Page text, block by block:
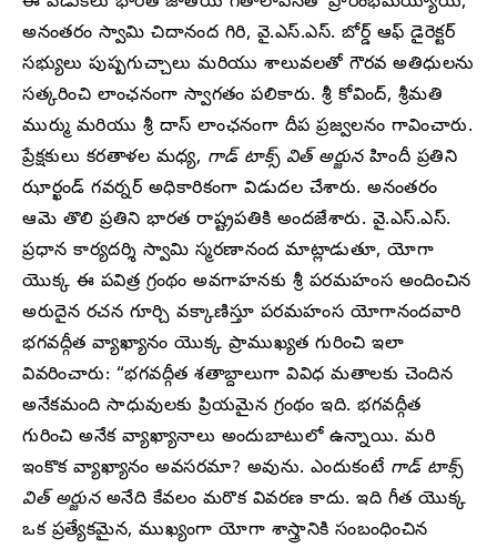
అనంతరం స్వామి చిదానంద గిరి, వై.ఎస్.ఎస్. బోర్డ్‌ ఆఫ్‌ డైరెక్టర్
సభ్యులు పుష్పగుచ్చాలు మరియు శాలువలతో గౌరవ అతిధులను
సత్కరించి లాంఛనంగా స్వాగతం పలికారు. శ్రీ కోవింద్, శ్రీమతి
ముర్ము మరియు శ్రీ దాస్ లాంఛనంగా దీప ప్రజ్వలనం గావించారు.
ప్రేక్షకులు కరతాళల మధ్య, గాడ్ టాక్స్ విత్ అర్జునహిందీ ప్రతిని
ఝార్ఖండ్ గవర్నర్ అధికారికంగా విడుదల చేశారు. అనంతరం
ఆమె తొలి ప్రతిని భారత రాష్ట్రపతికి అందజేశారు. వై.ఎస్.ఎస్.
ప్రధాన కార్యదర్శి స్వామి స్మరణానంద మాట్లాడుతూ, యోగా
యొక్క ఈ పవిత్ర గ్రంథం అవగాహనకు శ్రీ పరమహంస అందించిన
అరుదైన రచన గూర్చి వక్కాణిస్తూ పరమహంస యోగానందవారి
భగవద్గీత వ్యాఖ్యానం యొక్క ప్రాముఖ్యత గురించి ఇలా
వివరించారు: “భగవద్గీత శతాబ్దాలుగా వివిధ మతాలకు చెందిన
అనేకమంది సాధువులకు ప్రియమైన గ్రంథం ఇది. భగవద్గీత
గురించి అనేక వ్యాఖ్యానాలు అందుబాటులో ఉన్నాయి. మరి
ఇంకొక వ్యాఖ్యానం అవసరమా? అవును. ఎందుకంటే గాడ్ టాక్స్
విత్ అర్జునఅనేది కేవలం మరొక వివరణ కాదు. ఇది గీత యొక్క
ఒక ప్రత్యేకమైన, ముఖ్యంగా యోగా శాస్త్రానికి సంబంధించిన